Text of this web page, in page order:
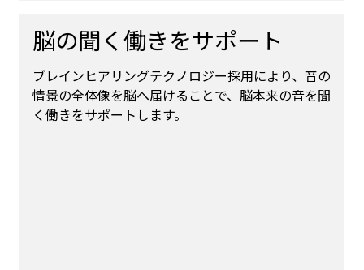
脳の聞く働きをサポート
ブレインヒアリングテクノロジー採用により、音の
情景の全体像を脳へ届けることで、脳本来の音を聞
く働きをサポートします。